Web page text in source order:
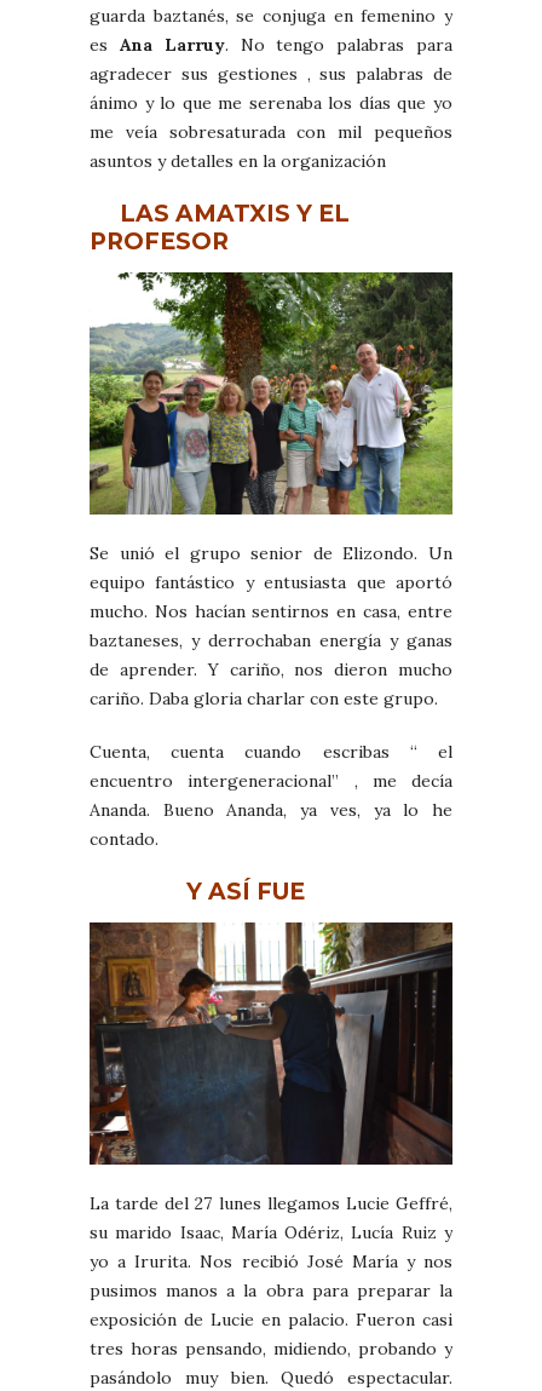
guarda baztanés, se conjuga en femenino y
es Ana Larruy. No tengo palabras para
agradecer sus gestiones , sus palabras de
ánimo y lo que me serenaba los días que yo
me veía sobresaturada con mil pequeños
asuntos y detalles en la organización
LAS AMATXIS Y EL
PROFESOR
Se unió el grupo senior de Elizondo. Un
equipo fantástico y entusiasta que aportó
mucho. Nos hacían sentirnos en casa, entre
baztaneses, y derrochaban energía y ganas
de aprender. Y cariño, nos dieron mucho
cariño. Daba gloria charlar con este grupo.
Cuenta, cuenta cuando escribas “ el
encuentro intergeneracional” , me decía
Ananda. Bueno Ananda, ya ves, ya lo he
contado.
Y ASÍ FUE
La tarde del 27 lunes llegamos Lucie Geffré,
su marido Isaac, María Odériz, Lucía Ruiz y
yo a Irurita. Nos recibió José María y nos
pusimos manos a la obra para preparar la
exposición de Lucie en palacio. Fueron casi
tres horas pensando, midiendo, probando y
pasándolo muy bien. Quedó espectacular.